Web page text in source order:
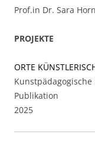
Prof.in Dr. Sara
PROJEKTE
ORTE
Publikation
2025